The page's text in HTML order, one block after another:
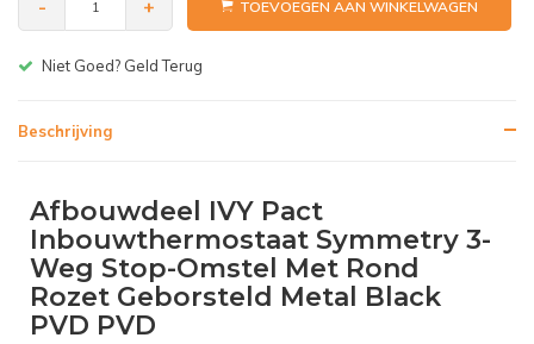
- + TOEVOEGEN AAN WINKELWAGEN
Gratis bezorgen v.a. € 150,-(NL)
Beschrijving
Afbouwdeel IVY Pact
Inbouwthermostaat Symmetry 3-
Weg Stop-Omstel Met Rond
Rozet Geborsteld Metal Black
PVD PVD